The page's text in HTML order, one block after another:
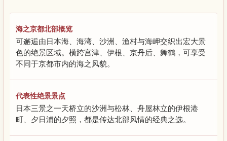
海之京都北部概览
可邂逅由日本海、海湾、沙洲、渔村与海岬交织出宏大景
色的绝景区域。横跨宫津、伊根、京丹后、舞鹤，可享受
不同于京都市内的海之风貌。
代表性绝景景点
日本三景之一天桥立的沙洲与松林、舟屋林立的伊根港
町、夕日浦的夕照，都是传达北部风情的经典之选。